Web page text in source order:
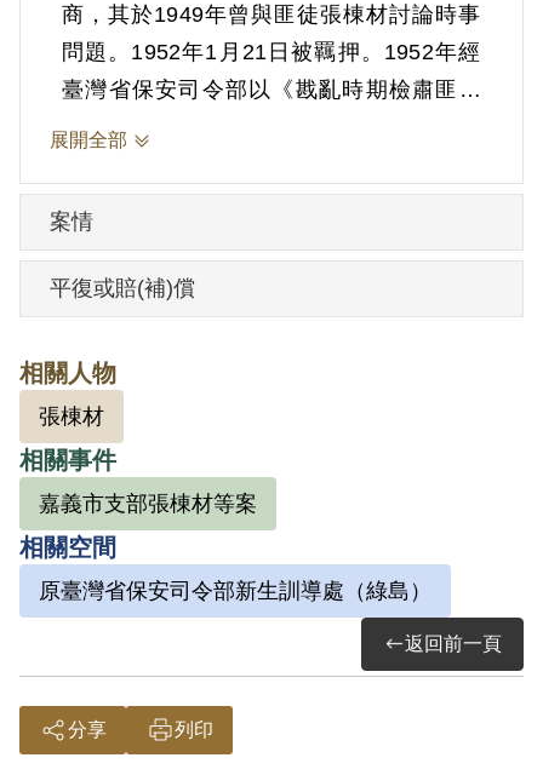
商，其於1949年曾與匪徒張棟材討論時事
問題。1952年1月21日被羈押。1952年經
臺灣省保安司令部以《戡亂時期檢肅匪諜
條例》第8條第1項第2款判處交付感化，期
其家屬於1999年4月向補償基金會提出申
請， 其家屬於1999年5月再次提出申請，
經補償基金會併案審理，2000年6月經第1
償理由為其與王君、周君等3人參加時事座
談會及討論時事之行為，屬思想言論層次
問題，故認非有實據。
2018年12月經促轉會公告撤銷判決處分。
展開全部
案情
平復或賠(補)償
相關人物
張棟材
相關事件
嘉義市支部張棟材等案
相關空間
原臺灣省保安司令部新生訓導處（綠島）
返回前一頁
分享 列印